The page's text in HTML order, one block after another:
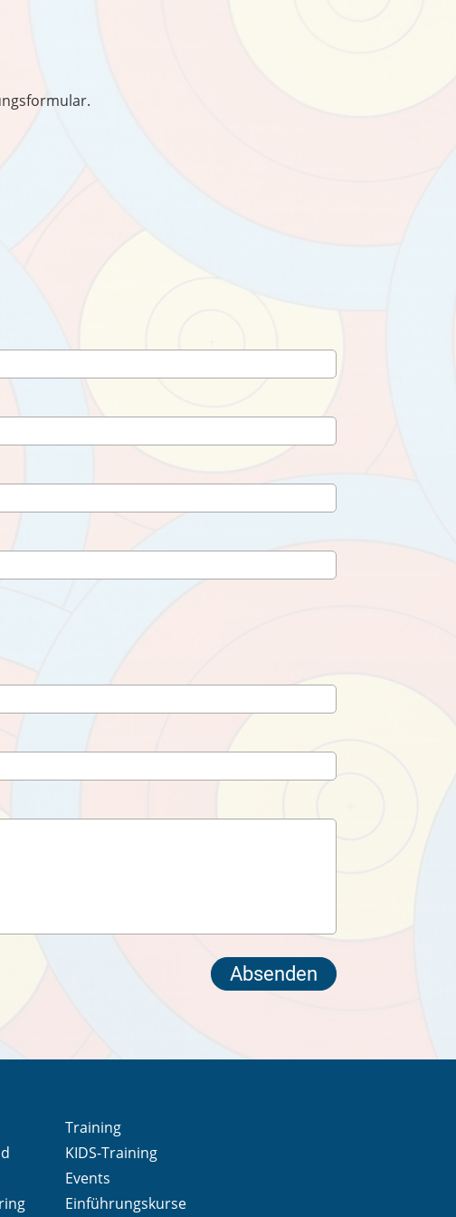
Training
KIDS-Training
Events
Einführungskurse